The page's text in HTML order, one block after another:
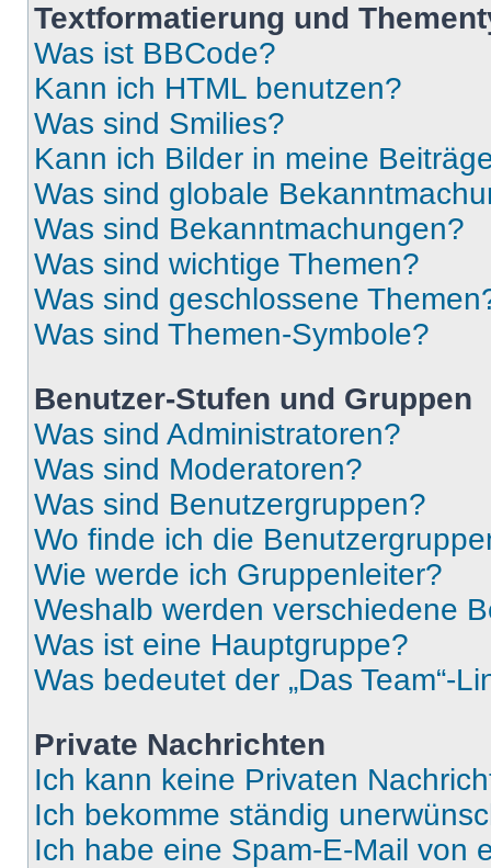
Textformatierung und
Was ist BBCode?
Kann ich HTML benutzen?
Was sind Smilies?
Kann ich Bilder in meine
Was sind globale
Was sind Bekanntmachungen?
Was sind wichtige Themen?
Was sind geschlossene
Was sind Themen-Symbole?
Benutzer-Stufen und Gruppen
Was sind Administratoren?
Was sind Moderatoren?
Was sind Benutzergruppen?
Wo finde ich die
Wie werde ich Gruppenleiter?
Weshalb werden verschiedene
Was ist eine Hauptgruppe?
Was bedeutet der „Das Team“-
Private Nachrichten
Ich kann keine Privaten
Ich bekomme ständig
Ich habe eine Spam-E-Mail von